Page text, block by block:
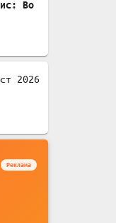
Во
2026
Реклама